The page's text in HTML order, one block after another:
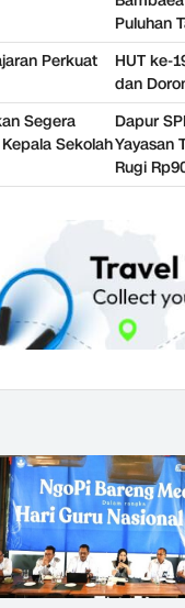
Puluhan
Perkuat
HUT ke-
dan
Segera
Sekolah
Dapur
Yayasan
Rugi